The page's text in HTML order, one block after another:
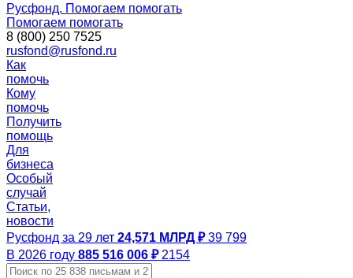
Русфонд. Помогаем помогать
Помогаем помогать
8 (800) 250 7525
rusfond@rusfond.ru
Как
помочь
Кому
помочь
Получить
помощь
Для
бизнеса
Особый
случай
Статьи,
новости
Русфонд за 29 лет 24,571 МЛРД ₽ 39 799
В 2026 году 885 516 006 ₽ 2154